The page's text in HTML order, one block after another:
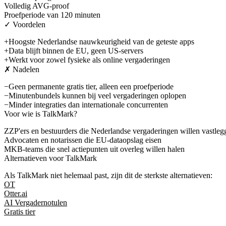
Volledig AVG-proof
Proefperiode van 120 minuten
✓ Voordelen
+Hoogste Nederlandse nauwkeurigheid van de geteste apps
+Data blijft binnen de EU, geen US-servers
+Werkt voor zowel fysieke als online vergaderingen
✗ Nadelen
−Geen permanente gratis tier, alleen een proefperiode
−Minutenbundels kunnen bij veel vergaderingen oplopen
−Minder integraties dan internationale concurrenten
Voor wie is TalkMark?
ZZP'ers en bestuurders die Nederlandse vergaderingen willen
Advocaten en notarissen die EU-dataopslag eisen
MKB-teams die snel actiepunten uit overleg willen halen
Alternatieven voorTalkMark
Als TalkMark niet helemaal past, zijn dit de sterkste alternatieven:
OT
Otter.ai
AI Vergadernotulen
Gratis tier